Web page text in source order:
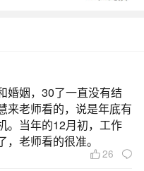
配吗？都是很常见的
引起大麻烦，下面
：
吗
对指数为中吉。你
婚姻，30了一直没有结
来老师看的，说是年底有
。当年的12月初，工作
老师看的很准。
26